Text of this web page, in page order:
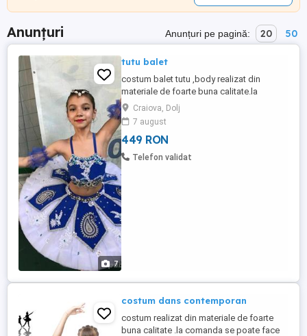
Anunțuri Anunțuri pe pagină: 20 50
7
tutu balet
costum balet tutu ,body realizat din
materiale de foarte buna calitate.la
comanda se pot realiza si modele
personalizate pe marimea ,modelul si
culoarea dorita intr-un timp scurt 3-7 zile
Craiova, Dolj
7 august
449 RON
Telefon validat
costum dans contemporan
costum realizat din materiale de foarte
buna calitate .la comanda se poate face